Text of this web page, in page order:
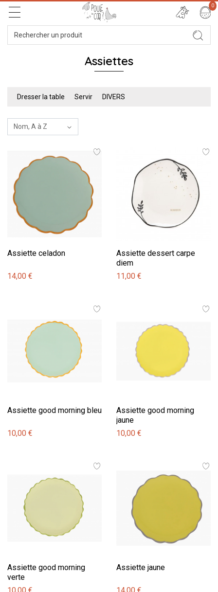
0
Assiettes
Dresser la table Servir DIVERS
Assiette celadon
14,00 €
Assiette dessert carpe
diem
11,00 €
Assiette good morning bleu
10,00 €
Assiette good morning
jaune
10,00 €
Assiette good morning
verte
Assiette jaune